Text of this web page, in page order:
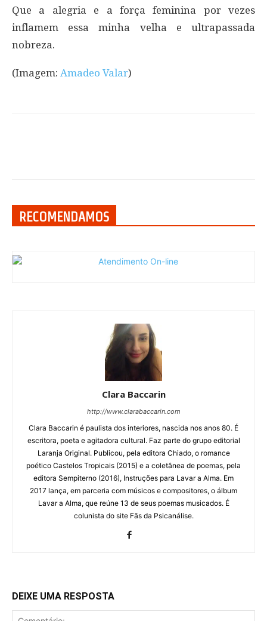
Que a alegria e a força feminina por vezes
inflamem essa minha velha e ultrapassada
nobreza.
(Imagem: Amadeo Valar)
RECOMENDAMOS
Clara Baccarin
http://www.clarabaccarin.com
Clara Baccarin é paulista dos interiores, nascida nos anos 80. É
escritora, poeta e agitadora cultural. Faz parte do grupo editorial
Laranja Original. Publicou, pela editora Chiado, o romance
poético Castelos Tropicais (2015) e a coletânea de poemas, pela
editora Sempiterno (2016), Instruções para Lavar a Alma. Em
2017 lança, em parceria com músicos e compositores, o álbum
Lavar a Alma, que reúne 13 de seus poemas musicados. É
colunista do site Fãs da Psicanálise.
DEIXE UMA RESPOSTA